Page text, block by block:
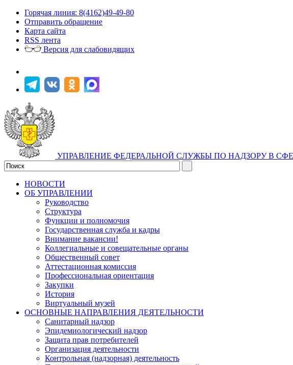
Горячая линия: 8(4162)49-49-80
Отправить обращение
Карта сайта
RSS лента
Версия для слабовидящих
УПРАВЛЕНИЕ ФЕДЕРАЛЬНОЙ СЛУЖБЫ ПО НАДЗОРУ В
НОВОСТИ
ОБ УПРАВЛЕНИИ
Руководство
Структура
Функции и полномочия
Государственная служба и кадры
Внимание вакансии!
Коллегиальные и совещательные органы
Общественный совет
Аттестационная комиссия
Профессиональная ориентация
Закупки
История
Виртуальный музей
ОСНОВНЫЕ НАПРАВЛЕНИЯ ДЕЯТЕЛЬНОСТИ
Санитарный надзор
Эпидемиологический надзор
Защита прав потребителей
Организация деятельности
Контрольная (надзорная) деятельность